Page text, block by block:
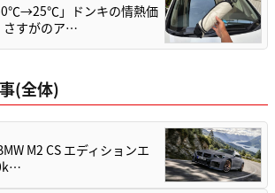
50℃→25℃」ドンキの情熱価
さすがのア…
(全体)
M2 CS エディションエ